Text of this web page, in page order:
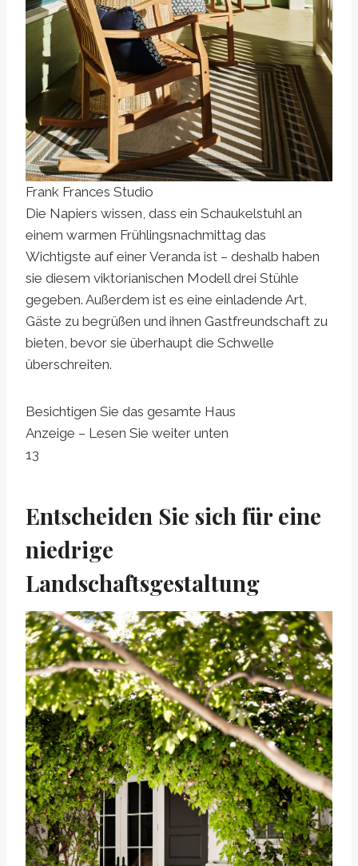
Frank Frances Studio
Die Napiers wissen, dass ein Schaukelstuhl an
einem warmen Frühlingsnachmittag das
Wichtigste auf einer Veranda ist – deshalb haben
sie diesem viktorianischen Modell drei Stühle
gegeben. Außerdem ist es eine einladende Art,
Gäste zu begrüßen und ihnen Gastfreundschaft zu
bieten, bevor sie überhaupt die Schwelle
überschreiten.
Besichtigen Sie das gesamte Haus
Anzeige – Lesen Sie weiter unten
13
Entscheiden Sie sich für eine
niedrige
Landschaftsgestaltung